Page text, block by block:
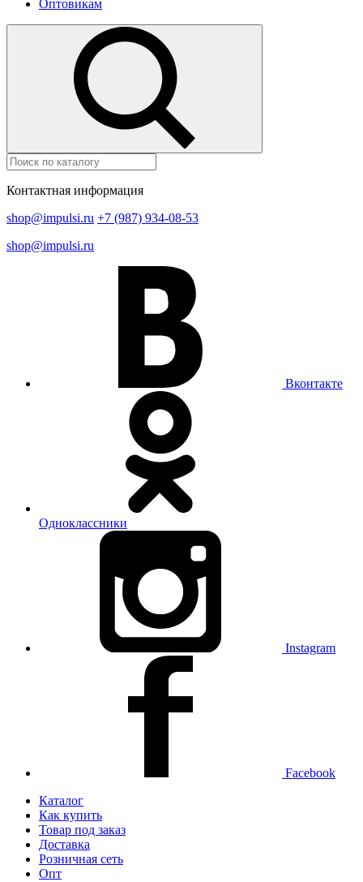
Оптовикам
Контактная информация
shop@impulsi.ru +7 (987) 934-08-53
shop@impulsi.ru
Вконтакте
Одноклассники
Instagram
Facebook
Каталог
Как купить
Товар под заказ
Доставка
Розничная сеть
Опт